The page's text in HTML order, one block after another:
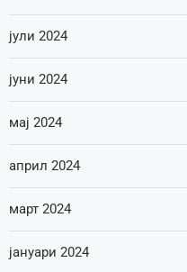
јули 2024
јуни 2024
мај 2024
април 2024
март 2024
јануари 2024